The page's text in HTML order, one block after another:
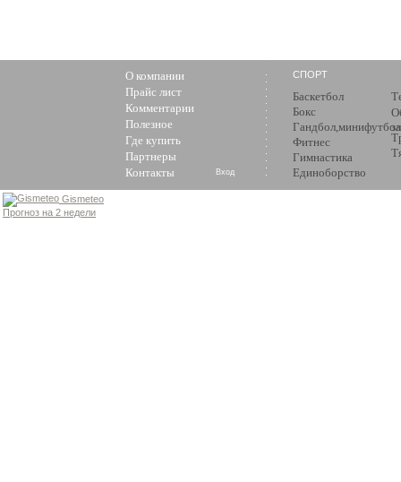
О компании
Прайс лист
Комментарии
Полезное
Где купить
Партнеры
Контакты
СПОРТ
Баскетбол
Бокс
Гандбол,минифутбол
Фитнес
Гимнастика
Единоборство
Вход
Gismeteo
Прогноз на 2 недели